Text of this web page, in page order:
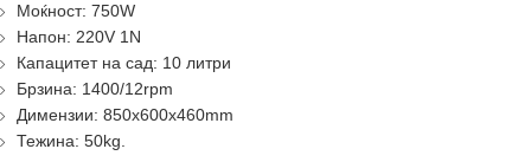
Моќност: 750W
Напон: 220V 1N
Капацитет на сад: 10 литри
Брзина: 1400/12rpm
Димензии: 850x600x460mm
Тежина: 50kg.